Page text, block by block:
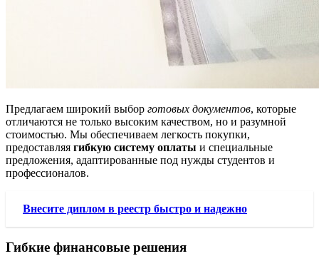
Предлагаем широкий выбор готовых документов, которые
отличаются не только высоким качеством, но и разумной
стоимостью. Мы обеспечиваем легкость покупки,
предоставляя гибкую систему оплаты и специальные
предложения, адаптированные под нужды студентов и
профессионалов.
Внесите диплом в реестр быстро и надежно
Гибкие финансовые решения